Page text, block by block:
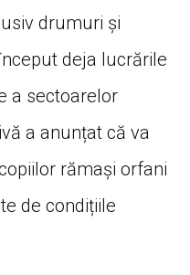
drumuri și
deja lucrările
a sectoarelor
a anunțat că va
rămași orfani
de condițiile